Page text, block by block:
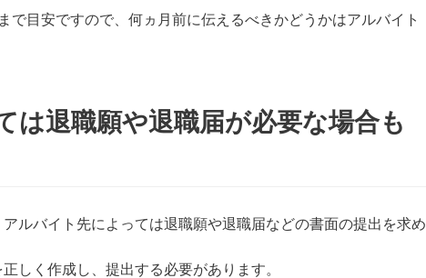
で目安ですので、何ヵ月前に伝えるべきかどうかはアルバイト
は退職願や退職届が必要な場合も
ルバイト先によっては退職願や退職届などの書面の提出を求め
しく作成し、提出する必要があります。